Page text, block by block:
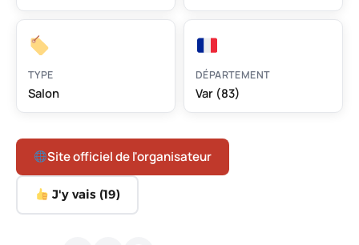
TYPE
Salon
DÉPARTEMENT
Var (83)
Site officiel de l'organisateur
J'y vais (19)